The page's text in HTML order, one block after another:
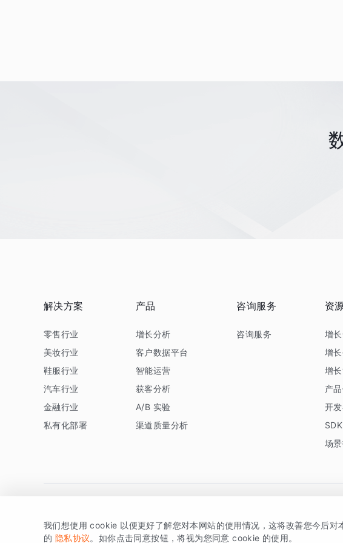
解决方案
零售行业
美妆行业
鞋服行业
汽车行业
金融行业
私有化部署
产品
增长分析
客户数据平台
智能运营
获客分析
A/B 实验
渠道质量分析
咨询服务
咨询服务
资
增
增
增
产
开
场
版权所有 © 北京易数科技有限公司SDK相关说明 京ICP备15038330号
我们想使用 cookie 以便更好了解您对本网站的使用情况，这将改善您今后
的 隐私协议。如你点击同意按钮，将视为您同意 cookie 的使用。